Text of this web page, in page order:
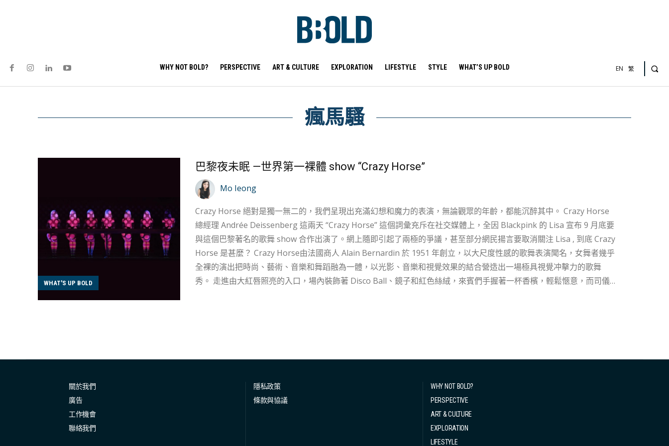
WHY NOT BOLD? PERSPECTIVE ART & CULTURE EXPLORATION LIFESTYLE STYLE WHAT’S UP BOLD EN 繁
瘋馬騷
WHAT'S UP BOLD
巴黎夜未眠 —世界第一裸體 show “Crazy Horse”
Mo Ieong
Crazy Horse 絕對是獨一無二的，我們呈現出充滿幻想和魔力的表演，無論觀眾的年齡，都能沉醉其中。 Crazy Horse
總經理 Andrée Deissenberg 這兩天 “Crazy Horse” 這個詞彙充斥在社交媒體上，全因 Blackpink 的 Lisa 宣布 9 月底要
與這個巴黎著名的歌舞 show 合作出演了。網上隨即引起了兩極的爭議，甚至部分網民揚言要取消關注 Lisa , 到底 Crazy
Horse 是甚麼？ Crazy Horse由法國商人 Alain Bernardin 於 1951 年創立，以大尺度性感的歌舞表演聞名，女舞者幾乎
全裸的演出把時尚、藝術、音樂和舞蹈融為一體，以光影、音樂和視覺效果的結合營造出一場極具視覺冲擊力的歌舞
秀。 走進由大紅唇照亮的入口，場內裝飾著 Disco Ball、鏡子和紅色絲絨，來賓們手握著一杯香檳，輕鬆愜意，而司儀
關於我們
廣告
工作機會
聯絡我們
隱私政策
條款與協議
WHY NOT BOLD?
PERSPECTIVE
ART & CULTURE
EXPLORATION
LIFESTYLE